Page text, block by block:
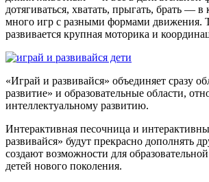
дотягиваться, хватать, прыгать, брать — в
много игр с разными формами движения.
развивается крупная моторика и
«Играй и развивайся» объединяет сразу
развитие» и образовательные области,
интеллектуальному развитию.
Интерактивная песочница и
развивайся» будут прекрасно дополнять
создают возможности для
детей нового поколения.